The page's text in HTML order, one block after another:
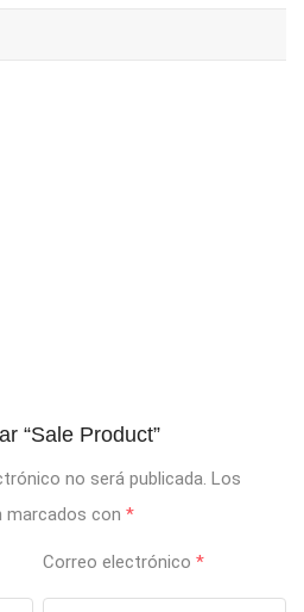
“Sale Product”
no será publicada. Los
con *
Correo electrónico*